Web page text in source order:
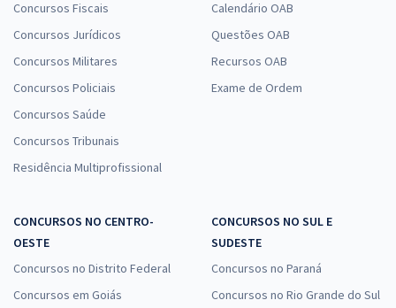
Concursos Fiscais
Concursos Jurídicos
Concursos Militares
Concursos Policiais
Concursos Saúde
Concursos Tribunais
Residência Multiprofissional
Calendário OAB
Questões OAB
Recursos OAB
Exame de Ordem
CONCURSOS NO CENTRO-
OESTE
Concursos no Distrito Federal
Concursos em Goiás
CONCURSOS NO SUL E
SUDESTE
Concursos no Paraná
Concursos no Rio Grande do Sul